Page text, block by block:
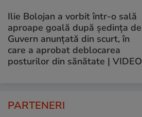
Ilie Bolojan a vorbit într-o sală
aproape goală după ședința de
Guvern anunțată din scurt, în
care a aprobat deblocarea
posturilor din sănătate | VIDEO
PARTENERI